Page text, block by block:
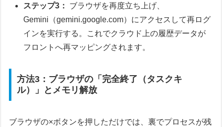
ステップ3：
ブラウザを再度立ち上げ、
Gemini（gemini.google.com）にアクセスして再ログ
インを実行する。これでクラウド上の履歴データが
フロントへ再マッピングされます。
方法3：ブラウザの「完全終了（タスクキ
ル）」とメモリ解放
ブラウザの×ボタンを押しただけでは、裏でプロセスが残